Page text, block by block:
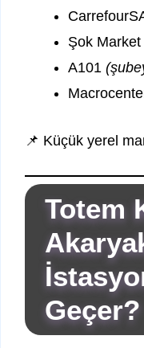
Şok Market
A101
📌 Küçük yerel
Totem
Geçer?